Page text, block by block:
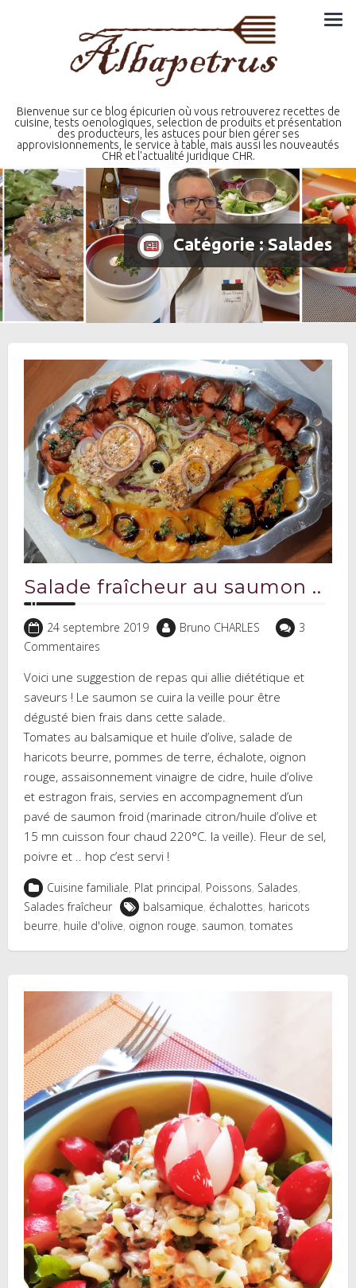
Bienvenue sur ce blog épicurien où vous retrouverez recettes de
cuisine, tests oenologiques, selection de produits et présentation
des producteurs, les astuces pour bien gérer ses
approvisionnements, le service à table, mais aussi les nouveautés
CHR et l'actualité juridique CHR.
Catégorie :Salades
Salade fraîcheur au saumon ..
24 septembre 2019 Bruno CHARLES
3
Commentaires
Voici une suggestion de repas qui allie diététique et
saveurs ! Le saumon se cuira la veille pour être
dégusté bien frais dans cette salade.
Tomates au balsamique et huile d’olive, salade de
haricots beurre, pommes de terre, échalote, oignon
rouge, assaisonnement vinaigre de cidre, huile d’olive
et estragon frais, servies en accompagnement d’un
pavé de saumon froid (marinade citron/huile d’olive et
15 mn cuisson four chaud 220°C. la veille). Fleur de sel,
poivre et .. hop c’est servi !
Cuisine familiale, Plat principal, Poissons, Salades,
Salades fraîcheur
balsamique, échalottes, haricots
beurre, huile d'olive, oignon rouge, saumon, tomates